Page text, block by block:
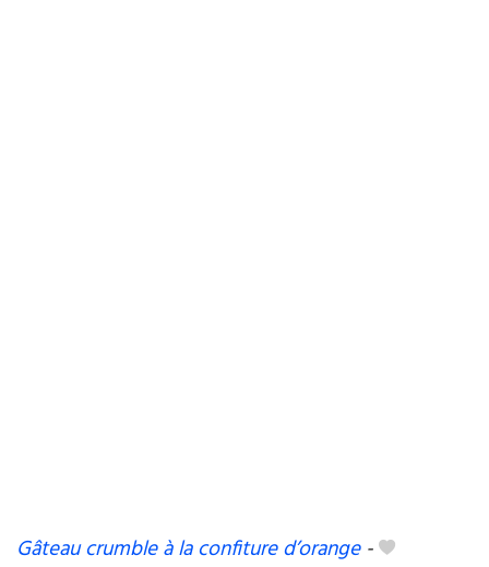
Gâteau crumble à la confiture d’orange-